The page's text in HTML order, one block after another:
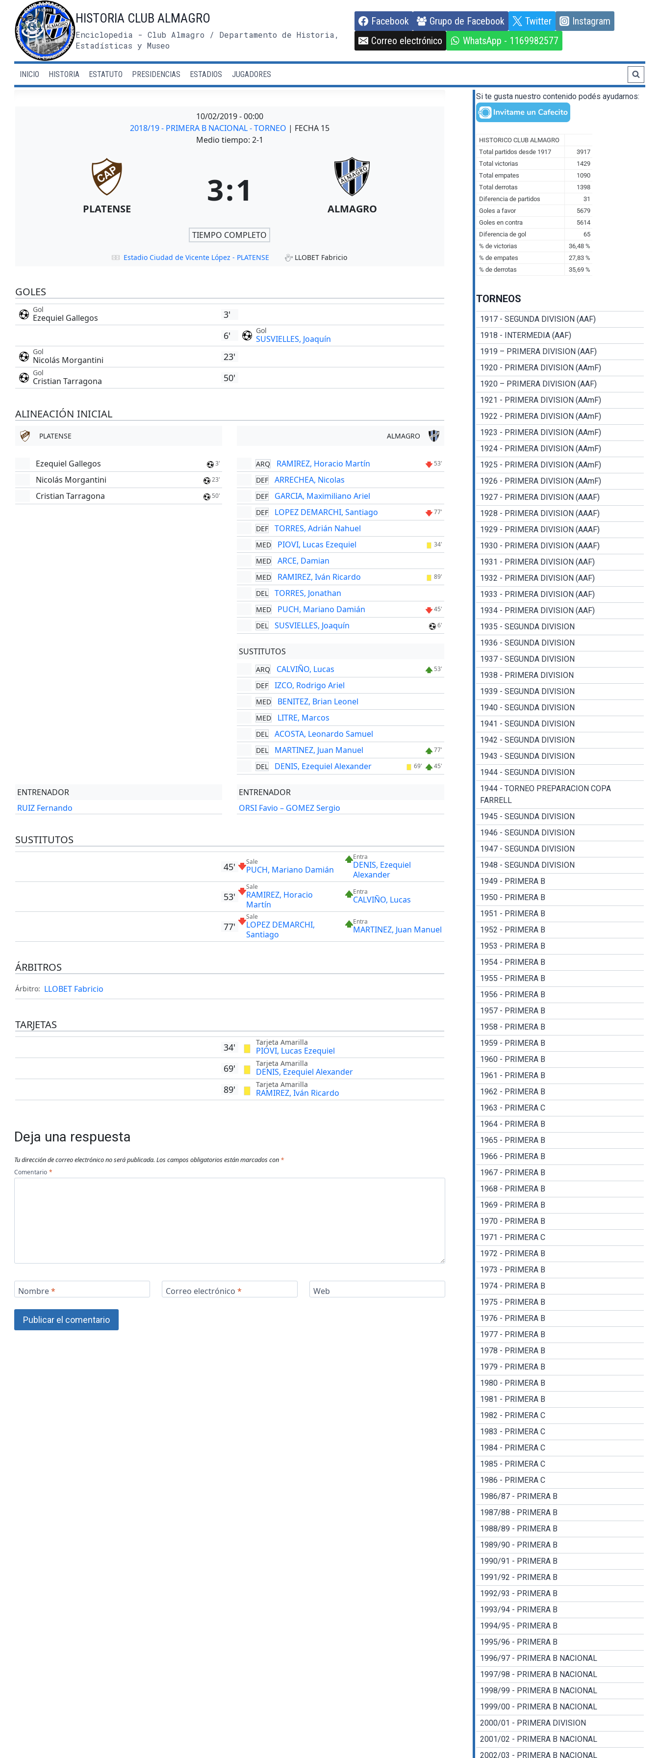
contenido
HISTORIA CLUB ALMAGRO
Enciclopedia - Club Almagro / Departamento de Historia,
Estadísticas y Museo
Facebook Grupo de Facebook Twitter
Instagram
Correo electrónico
WhatsApp - 1169982577
INICIO HISTORIA ESTATUTO PRESIDENCIAS ESTADIOS JUGADORES
10/02/2019-00:00
2018/19 - PRIMERA B NACIONAL - TORNEO | FECHA 15
Medio tiempo: 2-1
PLATENSE 3:1 ALMAGRO
TIEMPO COMPLETO
Estadio Ciudad de Vicente López - PLATENSE LLOBET Fabricio
GOLES
Gol
Ezequiel Gallegos
3'
6'
Gol
SUSVIELLES, Joaquín
Gol
Nicolás Morgantini 23'
Gol
Cristian Tarragona 50'
ALINEACIÓN INICIAL
PLATENSE
Ezequiel Gallegos 3'
Nicolás Morgantini 23'
Cristian Tarragona 50'
ENTRENADOR
RUIZ Fernando
ALMAGRO
ARQ RAMIREZ, Horacio Martín 53'
DEF ARRECHEA, Nicolas
DEF GARCIA, Maximiliano Ariel
DEF LOPEZ DEMARCHI, Santiago 77'
DEF TORRES, Adrián Nahuel
MED PIOVI, Lucas Ezequiel 34'
MED ARCE, Damian
MED RAMIREZ, Iván Ricardo 89'
DEL TORRES, Jonathan
MED PUCH, Mariano Damián 45'
DEL SUSVIELLES, Joaquín 6'
SUSTITUTOS
ARQ CALVIÑO, Lucas 53'
DEF IZCO, Rodrigo Ariel
MED BENITEZ, Brian Leonel
MED LITRE, Marcos
DEL ACOSTA, Leonardo Samuel
DEL MARTINEZ, Juan Manuel 77'
DEL DENIS, Ezequiel Alexander 69' 45'
ENTRENADOR
ORSI Favio – GOMEZ Sergio
SUSTITUTOS
45' Sale
PUCH, Mariano Damián
Entra
DENIS, Ezequiel
Alexander
53'
Sale
RAMIREZ, Horacio
Martín
Entra
CALVIÑO, Lucas
77'
Sale
LOPEZ DEMARCHI,
Santiago
Entra
MARTINEZ, Juan Manuel
ÁRBITROS
Árbitro: LLOBET Fabricio
TARJETAS
34' Tarjeta Amarilla
PIOVI, Lucas Ezequiel
69' Tarjeta Amarilla
DENIS, Ezequiel Alexander
89' Tarjeta Amarilla
RAMIREZ, Iván Ricardo
Deja una respuesta
Tu dirección de correo electrónico no será publicada. Los campos obligatorios están marcados con *
Comentario *
Nombre* Correo electrónico * Web
Si te gusta nuestro contenido podés ayudarnos:
TORNEOS
1917 - SEGUNDA DIVISION (AAF)
1918 - INTERMEDIA (AAF)
1919 – PRIMERA DIVISION (AAF)
1920 - PRIMERA DIVISION (AAmF)
1920 – PRIMERA DIVISION (AAF)
1921 - PRIMERA DIVISION (AAmF)
1922 - PRIMERA DIVISION (AAmF)
1923 - PRIMERA DIVISION (AAmF)
1924 - PRIMERA DIVISION (AAmF)
1925 - PRIMERA DIVISION (AAmF)
1926 - PRIMERA DIVISION (AAmF)
1927 - PRIMERA DIVISION (AAAF)
1928 - PRIMERA DIVISION (AAAF)
1929 - PRIMERA DIVISION (AAAF)
1930 - PRIMERA DIVISION (AAAF)
1931 - PRIMERA DIVISION (AAF)
1932 - PRIMERA DIVISION (AAF)
1933 - PRIMERA DIVISION (AAF)
1934 - PRIMERA DIVISION (AAF)
1935 - SEGUNDA DIVISION
1936 - SEGUNDA DIVISION
1937 - SEGUNDA DIVISION
1938 - PRIMERA DIVISION
1939 - SEGUNDA DIVISION
1940 - SEGUNDA DIVISION
1941 - SEGUNDA DIVISION
1942 - SEGUNDA DIVISION
1943 - SEGUNDA DIVISION
1944 - SEGUNDA DIVISION
1944 - TORNEO PREPARACION COPA
FARRELL
1945 - SEGUNDA DIVISION
1946 - SEGUNDA DIVISION
1947 - SEGUNDA DIVISION
1948 - SEGUNDA DIVISION
1949 - PRIMERA B
1950 - PRIMERA B
1951 - PRIMERA B
1952 - PRIMERA B
1953 - PRIMERA B
1954 - PRIMERA B
1955 - PRIMERA B
1956 - PRIMERA B
1957 - PRIMERA B
1958 - PRIMERA B
1959 - PRIMERA B
1960 - PRIMERA B
1961 - PRIMERA B
1962 - PRIMERA B
1963 - PRIMERA C
1964 - PRIMERA B
1965 - PRIMERA B
1966 - PRIMERA B
1967 - PRIMERA B
1968 - PRIMERA B
1969 - PRIMERA B
1970 - PRIMERA B
1971 - PRIMERA C
1972 - PRIMERA B
1973 - PRIMERA B
1974 - PRIMERA B
1975 - PRIMERA B
1976 - PRIMERA B
1977 - PRIMERA B
1978 - PRIMERA B
1979 - PRIMERA B
1980 - PRIMERA B
1981 - PRIMERA B
1982 - PRIMERA C
1983 - PRIMERA C
1984 - PRIMERA C
1985 - PRIMERA C
1986 - PRIMERA C
1986/87 - PRIMERA B
1987/88 - PRIMERA B
1988/89 - PRIMERA B
1989/90 - PRIMERA B
1990/91 - PRIMERA B
1991/92 - PRIMERA B
1992/93 - PRIMERA B
1993/94 - PRIMERA B
1994/95 - PRIMERA B
1995/96 - PRIMERA B
1996/97 - PRIMERA B NACIONAL
1997/98 - PRIMERA B NACIONAL
1998/99 - PRIMERA B NACIONAL
1999/00 - PRIMERA B NACIONAL
2000/01 - PRIMERA DIVISION
2001/02 - PRIMERA B NACIONAL
2002/03 - PRIMERA B NACIONAL